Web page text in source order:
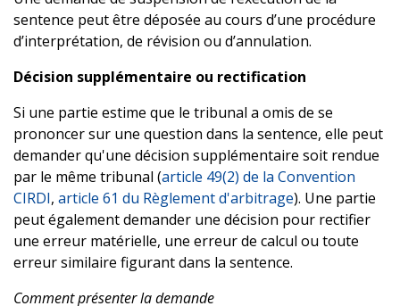
sentence peut être déposée au cours d’une procédure
d’interprétation, de révision ou d’annulation.
Décision supplémentaire ou rectification
Si une partie estime que le tribunal a omis de se
prononcer sur une question dans la sentence, elle peut
demander qu'une décision supplémentaire soit rendue
par le même tribunal (article 49(2) de la Convention
CIRDI, article 61 du Règlement d'arbitrage). Une partie
peut également demander une décision pour rectifier
une erreur matérielle, une erreur de calcul ou toute
erreur similaire figurant dans la sentence.
Comment présenter la demande